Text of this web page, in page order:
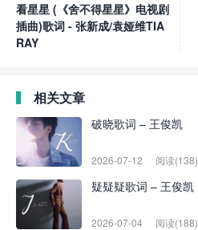
看星星 (《舍不得星星》电视剧
插曲)歌词 - 张新成/袁娅维TIA
RAY
相关文章
破晓歌词 – 王俊凯
2026-07-12 阅读(138)
疑疑疑歌词 – 王俊凯
2026-07-04 阅读(188)